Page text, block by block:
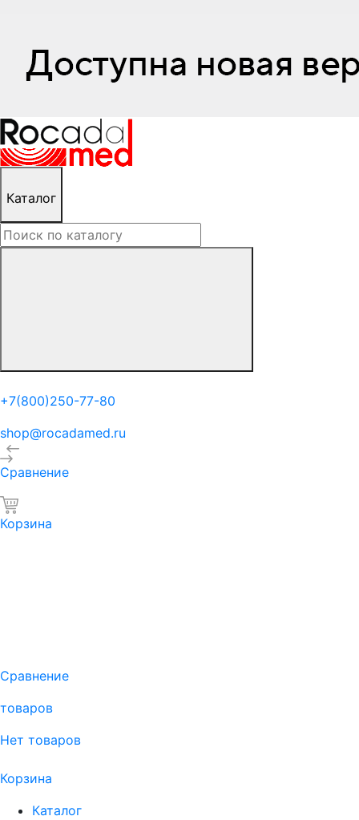
Каталог
+7(800)250-77-80
shop@rocadamed.ru
Сравнение
Корзина
Сравнение
товаров
Нет товаров
Корзина
Каталог